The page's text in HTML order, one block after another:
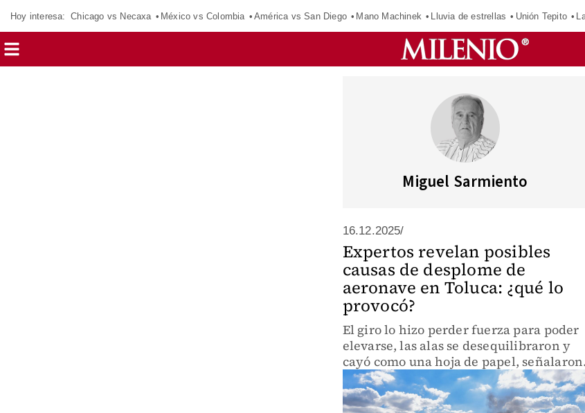
Hoy interesa: Chicago vs Necaxa México vs Colombia América vs San Diego Mano Machinek Lluvia de estrellas Unión Tepito
Miguel Sarmiento
16.12.2025/
Expertos revelan posibles
causas de desplome de
aeronave en Toluca: ¿qué lo
provocó?
El giro lo hizo perder fuerza para poder
elevarse, las alas se desequilibraron y
cayó como una hoja de papel, señalaron.